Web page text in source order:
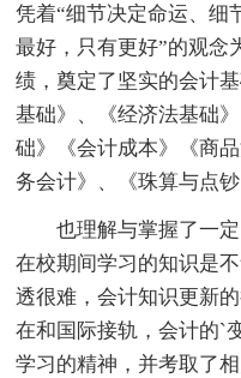
凭着“细节决定命运、细
最好，只有更好”的观念
绩，奠定了坚实的会计
基础》、《经济法基础
础》《会计成本》《商
务会计》、《珠算与点
也理解与掌握了一定
在校期间学习的知识是
透很难，会计知识更新
在和国际接轨，会计的`
学习的精神，并考取了